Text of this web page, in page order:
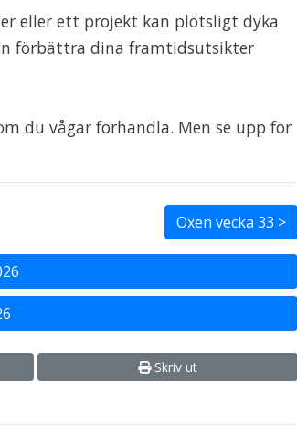
eller ett projekt kan plötsligt dyka
förbättra dina framtidsutsikter
du vågar förhandla. Men se upp för
Oxen vecka 33 >
Skriv ut